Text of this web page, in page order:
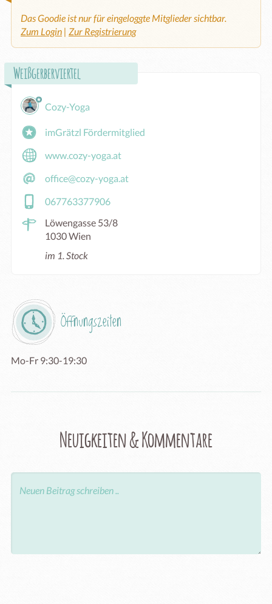
Das Goodie ist nur für eingeloggte Mitglieder sichtbar.
Zum Login | Zur Registrierung
Weißgerberviertel
Cozy-Yoga
imGrätzl Fördermitglied
www.cozy-yoga.at
office@cozy-yoga.at
067763377906
Löwengasse 53/8
1030 Wien
im 1. Stock
Öffnungszeiten
Mo-Fr 9:30-19:30
Neuigkeiten & Kommentare